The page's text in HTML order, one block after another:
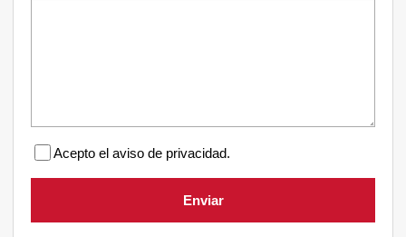
Acepto el aviso de privacidad.
Enviar